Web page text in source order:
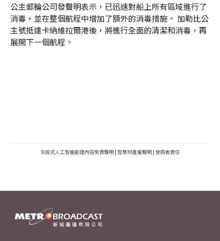
公主郵輪公司發聲明表示，已迅速對船上所有區域進行了
消毒，並在整個航程中增加了額外的消毒措施。 加勒比公
主號抵達卡納維拉爾港後，將進行全面的清潔和消毒，再
展開下一個航程。
生成式人工智能創建內容免責聲明 | 智慧財產權聲明 | 使用者責任